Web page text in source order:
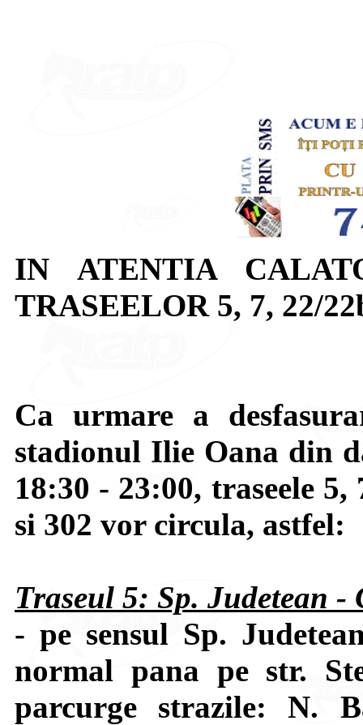
IN ATENTIA
TRASEELOR 5, 7, 22/
Ca urmare a
stadionul Ilie Oana din
18:30 - 23:00, traseele 5,
si 302 vor circula, astfel:
Traseul 5: Sp. Judetean
- pe sensul Sp.
normal pana pe str.
parcurge strazile: N.